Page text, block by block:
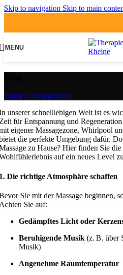
Skip to navigation Skip to main
MENU
Home Uncategorized
unserer schnelllebigen Welt ist es
für Entspannung und
eigener Massagezone, Whirlpool
die perfekte Umgebung dafür.
zu Hause? Hier finden Sie
auf ein neues Level
Die richtige Atmosphäre schaffen
Sie mit der Massage beginnen,
Sie auf:
Gedämpftes Licht oder
Beruhigende Musik (z. B. über
Musik)
Angenehme Raumtemperatur